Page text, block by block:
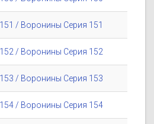
/ Воронины Серия 151
/ Воронины Серия 152
/ Воронины Серия 153
/ Воронины Серия 154